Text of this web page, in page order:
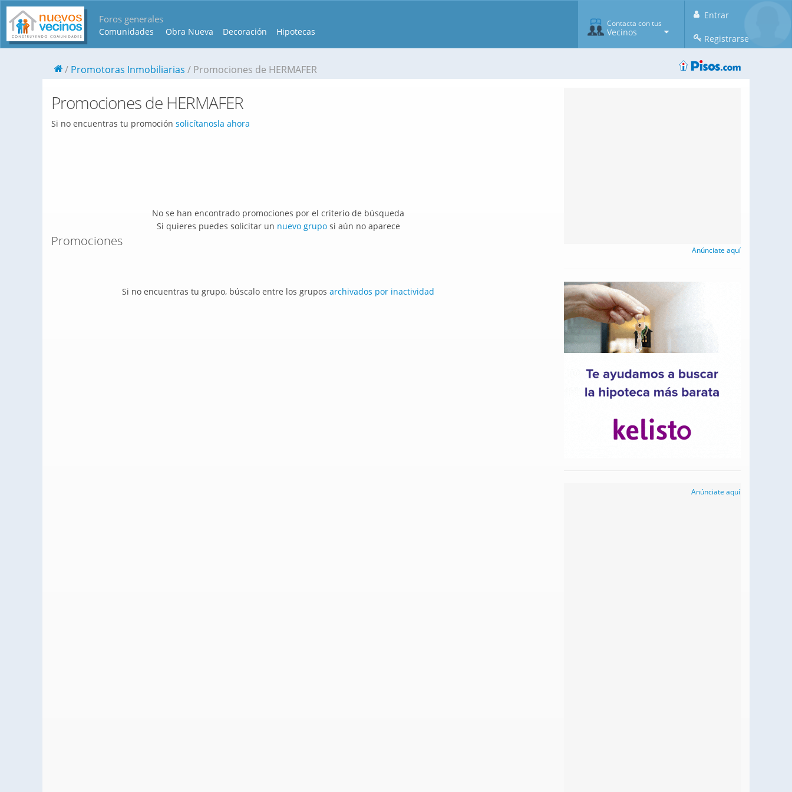
Foros generales
Comunidades Obra Nueva Decoración Hipotecas
Entrar
Registrarse
Contacta con tus
Vecinos
Promotoras Inmobiliarias Promociones de HERMAFER
Promociones de HERMAFER
Si no encuentras tu promoción solicítanosla ahora
No se han encontrado promociones por el criterio de búsqueda
Si quieres puedes solicitar un nuevo gruposi aún no aparece
Promociones
Si no encuentras tu grupo, búscalo entre los grupos archivados por inactividad
Anúnciate aquí
Anúnciate aquí